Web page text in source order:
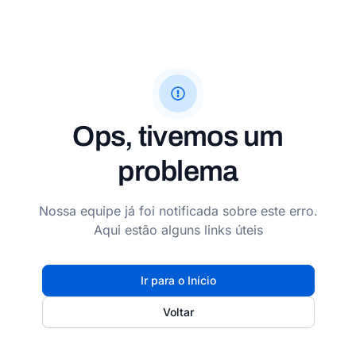
Ops, tivemos um
problema
Nossa equipe já foi notificada sobre este erro.
Aqui estão alguns links úteis
Ir para o Início
Voltar